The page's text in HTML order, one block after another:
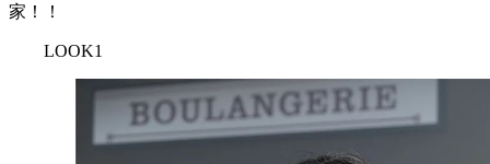
家！！
LOOK1